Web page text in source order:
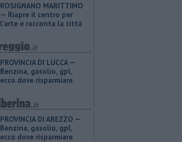
ROSIGNANO MARITTIMO
— Riapre il centro per
l'arte e racconta la città
PROVINCIA DI LUCCA — ​
Benzina, gasolio, gpl,
ecco dove risparmiare
PROVINCIA DI AREZZO — ​
Benzina, gasolio, gpl,
ecco dove risparmiare